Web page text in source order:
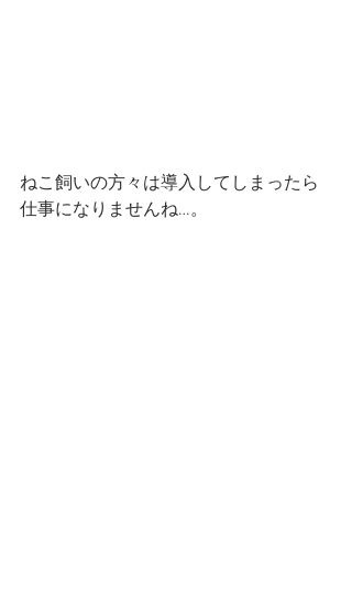
ねこ飼いの方々は導入してしまったら
仕事になりませんね…。